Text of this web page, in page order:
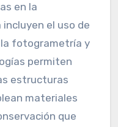
en la
el uso de
fotogrametría y
permiten
estructuras
materiales
que